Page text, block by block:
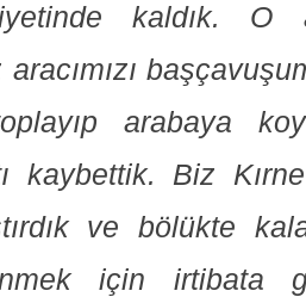
kaldık. O
arabaya
kaybettik. Biz
ve bölükte
için irtibata